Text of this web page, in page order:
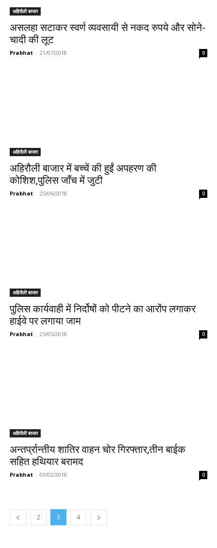
अहिरौली बाजार
असलहा सटाकर स्वर्ण व्यवसायी से नकद रुपये और सोने-
चादी की लूट
Prabhat - 21/07/2018 0
अहिरौली बाजार
अहिरौली बाजार में बच्चें की हुईं अपहरण की
कोशिश,पुलिस जाँच में जुटी
Prabhat - 25/06/2018 0
अहिरौली बाजार
पुलिस कार्यवाही में निर्दोषों को पीटने का आरोंप लगाकर
हाईवे पर लगाया जाम
Prabhat - 25/05/2018 0
अहिरौली बाजार
अन्तर्प्रान्तीय शातिर वाहन चोर गिरफ्तार,तीन बाईक
सहित हथियार बरामद
Prabhat - 03/02/2018 0
2 3 4